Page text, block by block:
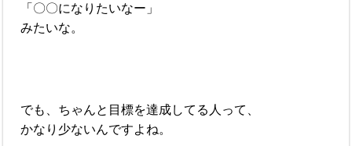
「〇〇になりたいなー」
みたいな。
でも、ちゃんと目標を達成してる人って、
かなり少ないんですよね。